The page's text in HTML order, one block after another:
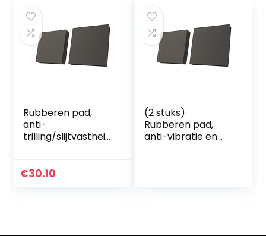
Rubberen pad,
anti-
trilling/slijtvastheid
machines
€30.10
(2 stuks)
Rubberen pad,
anti-vibratie en